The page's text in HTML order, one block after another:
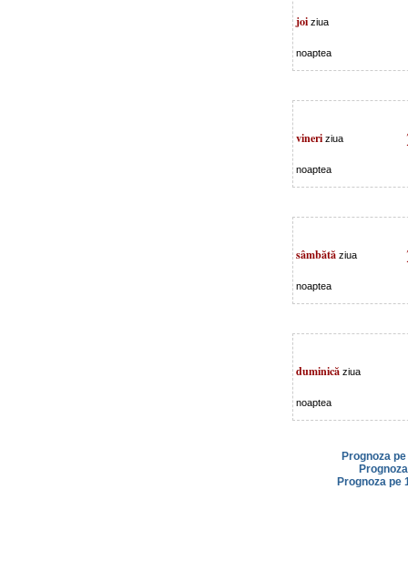
joi ziua
noaptea
vineri ziua
noaptea
sâmbătă ziua
noaptea
duminică ziua
noaptea
Prognoza
Prognoza pe